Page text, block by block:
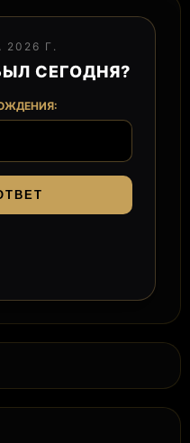
2026 Г.
СЕГОДНЯ?